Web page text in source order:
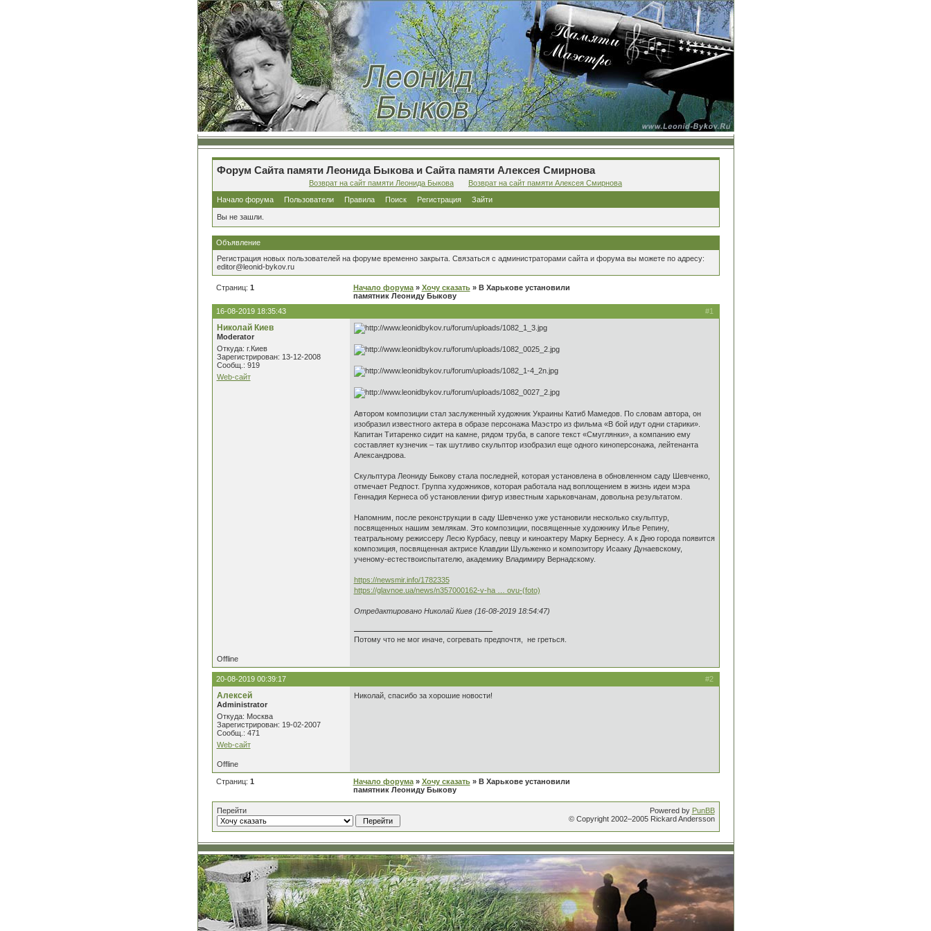
Форум Сайта памяти Леонида Быкова и Сайта памяти Алексея Смирнова
Возврат на сайт памяти Леонида Быкова
Возврат на сайт памяти Алексея Смирнова
Начало форума
Пользователи Правила Поиск Регистрация Зайти
Вы не зашли.
Объявление
Регистрация новых пользователей на форуме временно закрыта. Связаться с администраторами сайта и форума вы можете по адресу:
editor@leonid-bykov.ru
Страниц: 1 Начало форума» Хочу сказать» В Харькове установили
памятник Леониду Быкову
#1
16-08-2019 18:35:43
Николай Киев
Moderator
Откуда: г.Киев
Зарегистрирован: 13-12-2008
Сообщ.: 919
Web-сайт
Автором композиции стал заслуженный художник Украины Катиб Мамедов. По словам автора, он
изобразил известного актера в образе персонажа Маэстро из фильма «В бой идут одни старики».
Капитан Титаренко сидит на камне, рядом труба, в сапоге текст «Смуглянки», а компанию ему
составляет кузнечик – так шутливо скульптор изобразил еще одного киноперсонажа, лейтенанта
Александрова.
Скульптура Леониду Быкову стала последней, которая установлена в обновленном саду Шевченко,
отмечает Редпост. Группа художников, которая работала над воплощением в жизнь идеи мэра
Геннадия Кернеса об установлении фигур известным харьковчанам, довольна результатом.
Напомним, после реконструкции в саду Шевченко уже установили несколько скульптур,
посвященных нашим землякам. Это композиции, посвященные художнику Илье Репину,
театральному режиссеру Лесю Курбасу, певцу и киноактеру Марку Бернесу. А к Дню города появится
композиция, посвященная актрисе Клавдии Шульженко и композитору Исааку Дунаевскому,
ученому-естествоиспытателю, академику Владимиру Вернадскому.
https://newsmir.info/1782335
https://glavnoe.ua/news/n357000162-v-ha … ovu-(foto)
Отредактировано Николай Киев (16-08-2019 18:54:47)
Потому что не мог иначе, согревать предпочтя, не греться.
Offline
#2
20-08-2019 00:39:17
Алексей
Administrator
Откуда: Москва
Зарегистрирован: 19-02-2007
Сообщ.: 471
Web-сайт
Николай, спасибо за хорошие новости!
Offline
Страниц: 1 Начало форума» Хочу сказать» В Харькове установили
памятник Леониду Быкову
Перейти Powered by PunBB
© Copyright 2002–2005 Rickard Andersson